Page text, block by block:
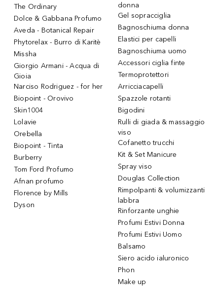
The Ordinary
Dolce & Gabbana Profumo
Aveda - Botanical Repair
Phytorelax - Burro di Karitè
Missha
Giorgio Armani - Acqua di
Gioia
Narciso Rodriguez - for her
Biopoint - Orovivo
Skin1004
Lolavie
Orebella
Biopoint - Tinta
Burberry
Tom Ford Profumo
Afnan profumo
Florence by Mills
Dyson
donna
Gel sopracciglia
Bagnoschiuma donna
Elastici per capelli
Bagnoschiuma uomo
Accessori ciglia finte
Termoprotettori
Arricciacapelli
Spazzole rotanti
Bigodini
Rulli di giada & massaggio
viso
Cofanetto trucchi
Kit & Set Manicure
Spray viso
Douglas Collection
Rimpolpanti & volumizzanti
labbra
Rinforzante unghie
Profumi Estivi Donna
Profumi Estivi Uomo
Balsamo
Siero acido ialuronico
Phon
Make up